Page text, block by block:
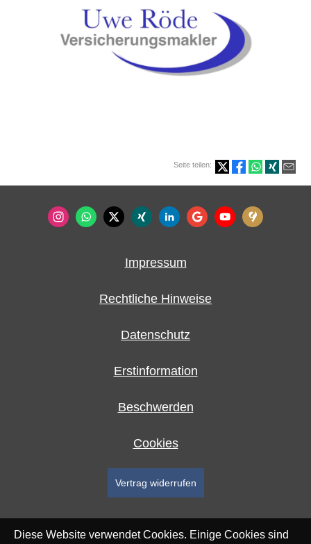
Seite teilen:
Impressum
Rechtliche Hinweise
Datenschutz
Erstinformation
Beschwerden
Cookies
Vertrag widerrufen
Diese Website verwendet Cookies. Einige Cookies sind